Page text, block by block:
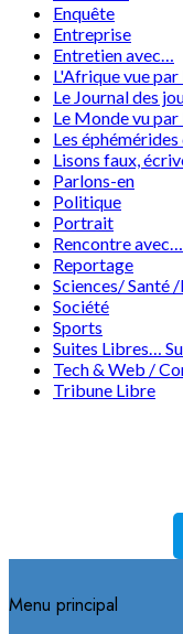
Enquête
Entreprise
Entretien avec…
L'Afrique vue par
Le Journal des
Le Monde vu par
Les
Lisons faux,
Parlons-en
Politique
Portrait
Rencontre avec…
Reportage
Sciences/ Santé
Société
Sports
Suites Libres…
Tech & Web /
Tribune Libre
Menu principal